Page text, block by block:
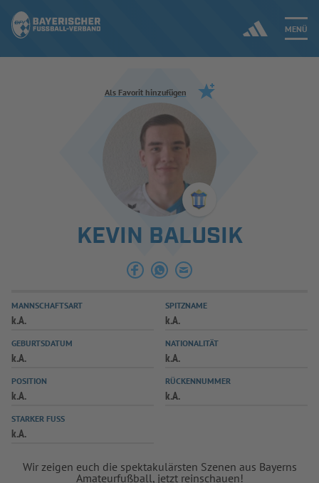
MENÜ
Jetzt einloggen
ERGEBNISSE & WETTBEWERBE
SPIELBETRIEB & VERBANDSLEBEN
AUSBILDUNG & FÖRDERUNG
SPIELPLUS
Als Favorit hinzufügen
KEVIN BALUSIK
MANNSCHAFTSART
k.A.
SPITZNAME
k.A.
GEBURTSDATUM
k.A.
NATIONALITÄT
k.A.
POSITION
k.A.
RÜCKENNUMMER
k.A.
STARKER FUSS
k.A.
Wir zeigen euch die spektakulärsten Szenen aus Bayerns
Amateurfußball, jetzt reinschauen!